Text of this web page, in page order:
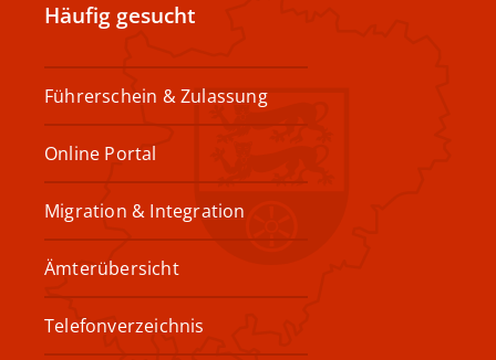
Häufig gesucht
Führerschein & Zulassung
Online Portal
Migration & Integration
Ämterübersicht
Telefonverzeichnis